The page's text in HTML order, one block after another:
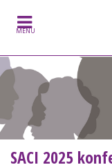
MENU
SACI 2025